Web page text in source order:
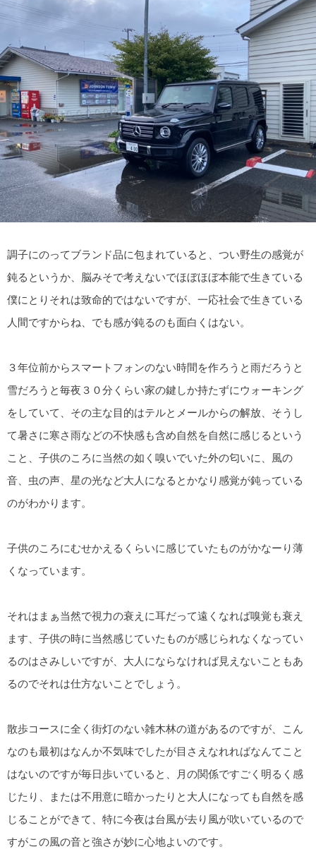
調子にのってブランド品に包まれていると、つい野生の感覚が
鈍るというか、脳みそで考えないでほぼほぼ本能で生きている
僕にとりそれは致命的ではないですが、一応社会で生きている
人間ですからね、でも感が鈍るのも面白くはない。
３年位前からスマートフォンのない時間を作ろうと雨だろうと
雪だろうと毎夜３０分くらい家の鍵しか持たずにウォーキング
をしていて、その主な目的はテルとメールからの解放、そうし
て暑さに寒さ雨などの不快感も含め自然を自然に感じるという
こと、子供のころに当然の如く嗅いでいた外の匂いに、風の
音、虫の声、星の光など大人になるとかなり感覚が鈍っている
のがわかります。
子供のころにむせかえるくらいに感じていたものがかなーり薄
くなっています。
それはまぁ当然で視力の衰えに耳だって遠くなれば嗅覚も衰え
ます、子供の時に当然感じていたものが感じられなくなってい
るのはさみしいですが、大人にならなければ見えないこともあ
るのでそれは仕方ないことでしょう。
散歩コースに全く街灯のない雑木林の道があるのですが、こん
なのも最初はなんか不気味でしたが目さえなれればなんてこと
はないのですが毎日歩いていると、月の関係ですごく明るく感
じたり、または不用意に暗かったりと大人になっても自然を感
じることができて、特に今夜は台風が去り風が吹いているので
すがこの風の音と強さが妙に心地よいのです。